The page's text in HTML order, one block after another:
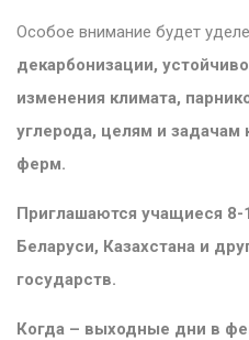
Особое внимание будет
декарбонизации,
изменения климата,
углерода, целям и задачам
ферм.
Приглашаются учащиеся 8-
Беларуси, Казахстана и
государств.
Когда – выходные дни в